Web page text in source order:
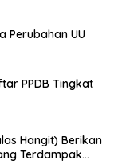
Perubahan UU
PPDB Tingkat
Hangit) Berikan
Terdampak